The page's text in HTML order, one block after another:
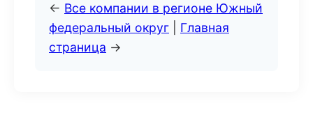
← Все компании в регионе Южный
федеральный округ
Главная
страница →